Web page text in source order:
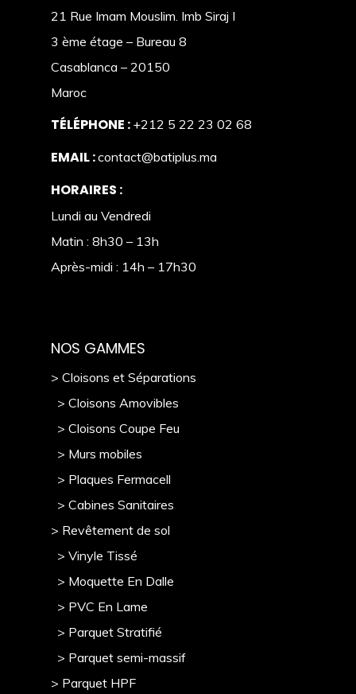
21 Rue Imam Mouslim. Imb Siraj I
3 ème étage – Bureau 8
Casablanca – 20150
Maroc
TÉLÉPHONE : +212 5 22 23 02 68
EMAIL :contact@batiplus.ma
HORAIRES :
Lundi au Vendredi
Matin : 8h30 – 13h
Après-midi : 14h – 17h30
NOS GAMMES
> Cloisons et Séparations
> Cloisons Amovibles
> Cloisons Coupe Feu
> Murs mobiles
> Plaques Fermacell
> Cabines Sanitaires
> Revêtement de sol
> Vinyle Tissé
> Moquette En Dalle
> PVC En Lame
> Parquet Stratifié
> Parquet semi-massif
> Parquet HPF